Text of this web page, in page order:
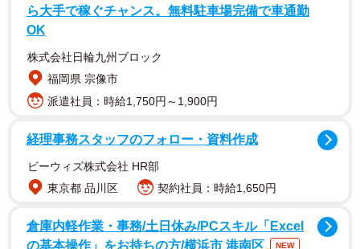
にこれ将来何になるんだろうって食べます？』って聞いた
ら「いや、それは楽しい体験して元気になって明日も頑張
ろうって気になるからでしょ」って返ってきたから「それ
です」って答えた
e-sportsが世界的な盛り上がりを見せ、ゲームは立派な趣味
として市民権を得た感のある現代だが、年配の人の中には
いまだにゲームを"子どもの慰み事"のようにとらえる人も多
い。ぷらいむさんの投稿に対し、SNSユーザー達からは
ら大手で稼ぐチャンス。無料駐車場完備で車通勤
OK
株式会社日輪九州ブロック
福岡県 宗像市
派遣社員：時給1,750円～1,900円
経理事務スタッフのフォロー・資料作成
ビーウィズ株式会社 HR部
東京都 品川区
契約社員：時給1,650円
倉庫内軽作業・事務/土日休み/PCスキル「Excel
の基本操作」をお持ちの方/横浜市 港南区
NEW